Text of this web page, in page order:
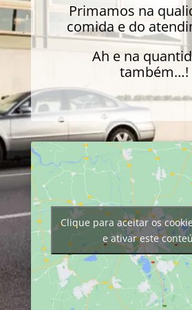
Primamos na
comida e do
Ah e na
também…!
Clique para aceitar os
e ativar este